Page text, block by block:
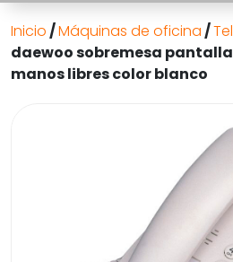
Inicio/Máquinas de oficina/
daewoo sobremesa
manos libres color blanco